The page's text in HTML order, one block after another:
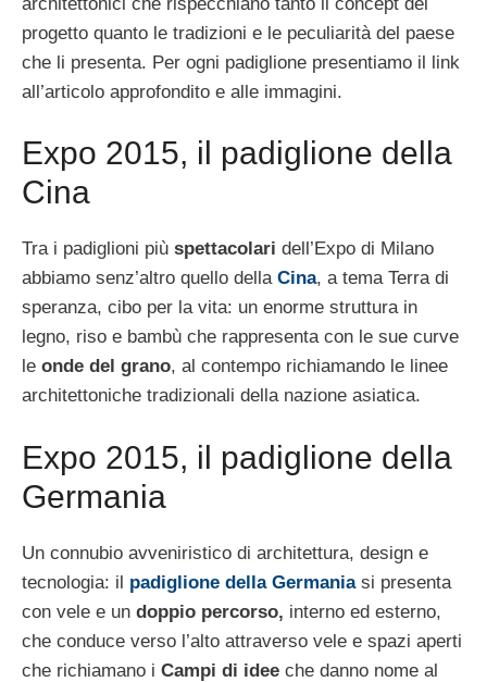
progetto quanto le tradizioni e le peculiarità del paese
che li presenta. Per ogni padiglione presentiamo il link
all’articolo approfondito e alle immagini.
Expo 2015, il padiglione della
Cina
Tra i padiglioni più spettacolari dell’Expo di Milano
abbiamo senz’altro quello della Cina, a tema Terra di
speranza, cibo per la vita: un enorme struttura in
legno, riso e bambù che rappresenta con le sue curve
le onde del grano, al contempo richiamando le linee
architettoniche tradizionali della nazione asiatica.
Expo 2015, il padiglione della
Germania
Un connubio avveniristico di architettura, design e
tecnologia: il padiglione della Germaniasi presenta
con vele e un doppio percorso, interno ed esterno,
che conduce verso l’alto attraverso vele e spazi aperti
che richiamano i Campi di idee che danno nome al